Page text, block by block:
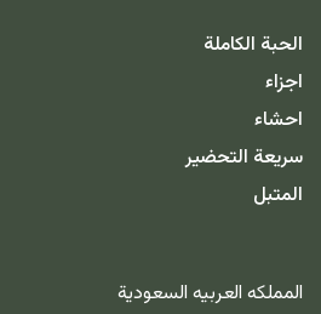
الحبة الكاملة
اجزاء
احشاء
سريعة التحضير
المتبل
المملكه العربيه السعودية